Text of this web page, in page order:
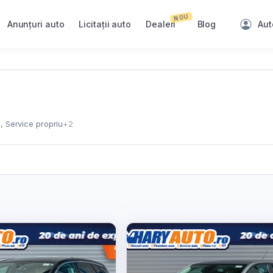
Anunțuri auto Licitații auto Dealeri
NOU
Blog
Service propriu+2